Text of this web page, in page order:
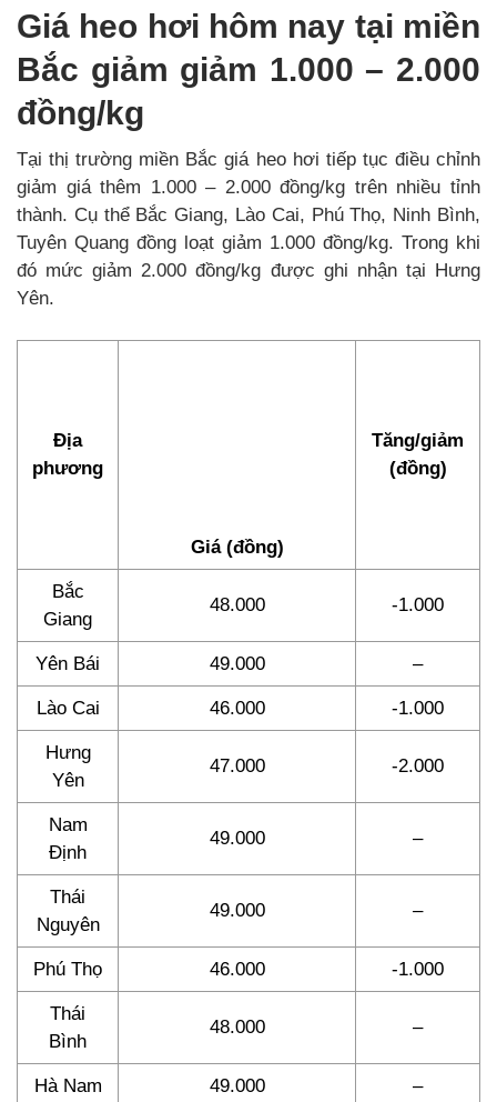
Giá heo hơi hôm nay tại miền
Bắc giảm giảm 1.000 – 2.000
đồng/kg
Tại thị trường miền Bắc giá heo hơi tiếp tục điều chỉnh
giảm giá thêm 1.000 – 2.000 đồng/kg trên nhiều tỉnh
thành. Cụ thể Bắc Giang, Lào Cai, Phú Thọ, Ninh Bình,
Tuyên Quang đồng loạt giảm 1.000 đồng/kg. Trong khi
đó mức giảm 2.000 đồng/kg được ghi nhận tại Hưng
Yên.
Địa
phương
Giá (đồng)
Tăng/giảm
(đồng)
Bắc
Giang
48.000 -1.000
Yên Bái 49.000 –
Lào Cai 46.000 -1.000
Hưng
Yên
47.000 -2.000
Nam
Định
49.000 –
Thái
Nguyên
49.000 –
Phú Thọ 46.000 -1.000
Thái
Bình
48.000 –
Hà Nam 49.000 –